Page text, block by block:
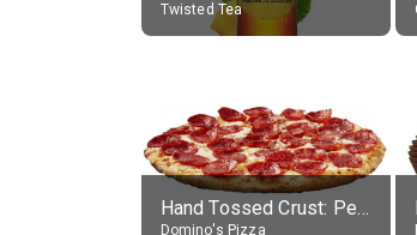
Twisted Tea
Hand Tossed Crust: Pepperoni Pizza (Large 14")
Domino's Pizza